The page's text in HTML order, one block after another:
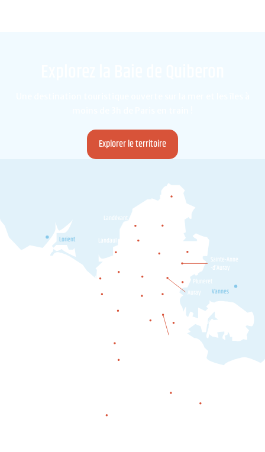
Explorer le territoire
Lorient
Vannes
Saint-Philibert
Landaul
Landévant
Pluneret
Auray
Locmariaquer
Sainte-Anne
-d’Auray
Etel